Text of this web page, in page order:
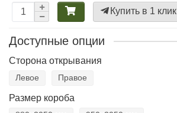
Купить в 1 клик
Доступные опции
Сторона открывания
Левое Правое
Размер короба